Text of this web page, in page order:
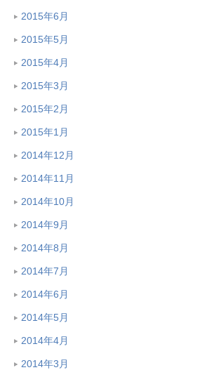
2015年6月
2015年5月
2015年4月
2015年3月
2015年2月
2015年1月
2014年12月
2014年11月
2014年10月
2014年9月
2014年8月
2014年7月
2014年6月
2014年5月
2014年4月
2014年3月